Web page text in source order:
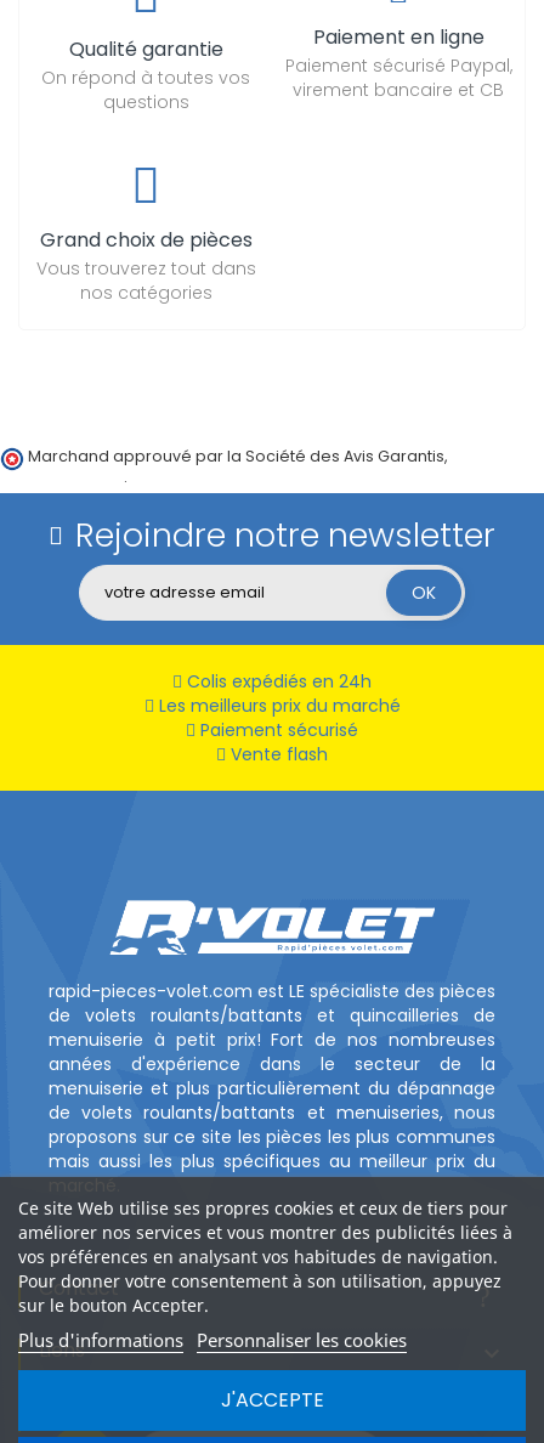
Qualité garantie
On répond à toutes vos
questions
Paiement en ligne
Paiement sécurisé Paypal,
virement bancaire et CB
Grand choix de pièces
Vous trouverez tout dans
nos catégories
Ce site Web utilise ses propres cookies et ceux de tiers pour
améliorer nos services et vous montrer des publicités liées à
vos préférences en analysant vos habitudes de navigation.
Pour donner votre consentement à son utilisation, appuyez
sur le bouton Accepter.
Plus d'informations Personnaliser les cookies
J'ACCEPTE
Marchand approuvé par la Société des Avis Garantis,
.
Rejoindre notre newsletter
Colis expédiés en 24h
Les meilleurs prix du marché
Paiement sécurisé
Vente flash
rapid-pieces-volet.com est LE spécialiste des pièces
de volets roulants/battants et quincailleries de
menuiserie à petit prix! Fort de nos nombreuses
années d'expérience dans le secteur de la
menuiserie et plus particulièrement du dépannage
de volets roulants/battants et menuiseries, nous
proposons sur ce site les pièces les plus communes
mais aussi les plus spécifiques au meilleur prix du
Contact ?
Liens